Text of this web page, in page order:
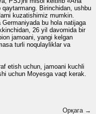
qaytarmang. Birinchidan, ushbu
kuzatishimiz mumkin.
Germaniyada bu hola natijaga
26 yil davomida bir
jamoani, yangi kelgan
turli noqulayliklar va
etish uchun, jamoani kuchli
uchun Moyesga vaqt kerak.
Орқага →